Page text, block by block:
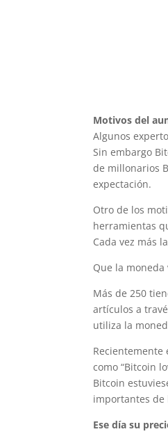
Motivos del
Algunos
Sin embargo
de millonarios
expectación.
Otro de los
herramientas
Cada vez más
Que la
Más de 250
artículos a
utiliza la
como “Bitcoin
Bitcoin
importantes de
Ese día su